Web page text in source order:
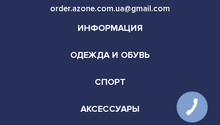
order.azone.com.ua@gmail.com
ИНФОРМАЦИЯ
ОДЕЖДА И ОБУВЬ
СПОРТ
АКСЕССУАРЫ